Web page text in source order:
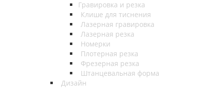
Гравировка и резка
Клише для тиснения
Лазерная гравировка
Лазерная резка
Номерки
Плотерная резка
Фрезерная резка
Штанцевальная форма
Дизайн